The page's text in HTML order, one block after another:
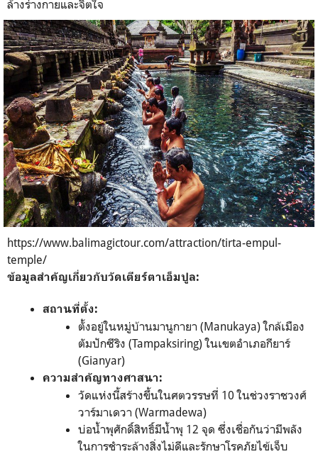
ล้างร่างกายและจิตใจ
https://www.balimagictour.com/attraction/tirta-empul-
temple/
ข้อมูลสำคัญเกี่ยวกับวัดเตียร์ตาเอ็มปูล:
สถานที่ตั้ง:
ตั้งอยู่ในหมู่บ้านมานูกายา (Manukaya) ใกล้เมือง
ตัมปักซีริง (Tampaksiring) ในเขตอำเภอกียาร์
(Gianyar)
ความสำคัญทางศาสนา:
วัดแห่งนี้สร้างขึ้นในศตวรรษที่ 10 ในช่วงราชวงศ์
วาร์มาเดวา (Warmadewa)
บ่อน้ำพุศักดิ์สิทธิ์มีน้ำพุ 12 จุด ซึ่งเชื่อกันว่ามีพลัง
ในการชำระล้างสิ่งไม่ดีและรักษาโรคภัยไข้เจ็บ